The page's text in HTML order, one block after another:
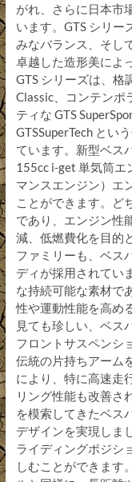
がれ、さらに日本市
います。GTS シリ
みなバランス、そし
卓越した造形美によ
GTS シリーズは、格
Classic、コンテンポ
ティな GTS
GTSSuperTech とい
ています。新型ベス
155cc i-get 単気筒エ
マンスエンジン）エ
ことができます。ど
であり、エンジン性
減、低燃費化を目的
ファミリーも、ベス
ディが採用されてい
な持続可能な素材で
性や運動性能を高め
見ても珍しい、ベス
フロントサスペンシ
伝統の片持ちアーム
により、特に高速走
リング性能も改善さ
を模索してきたベス
デザインを実現しま
ライディングポジシ
しむことができます